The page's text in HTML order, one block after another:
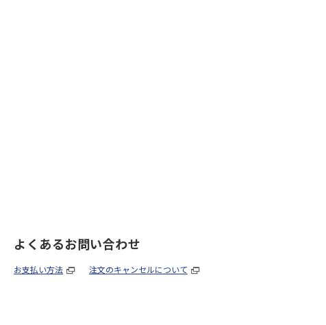
よくあるお問い合わせ
お支払い方法 注文のキャンセルについて